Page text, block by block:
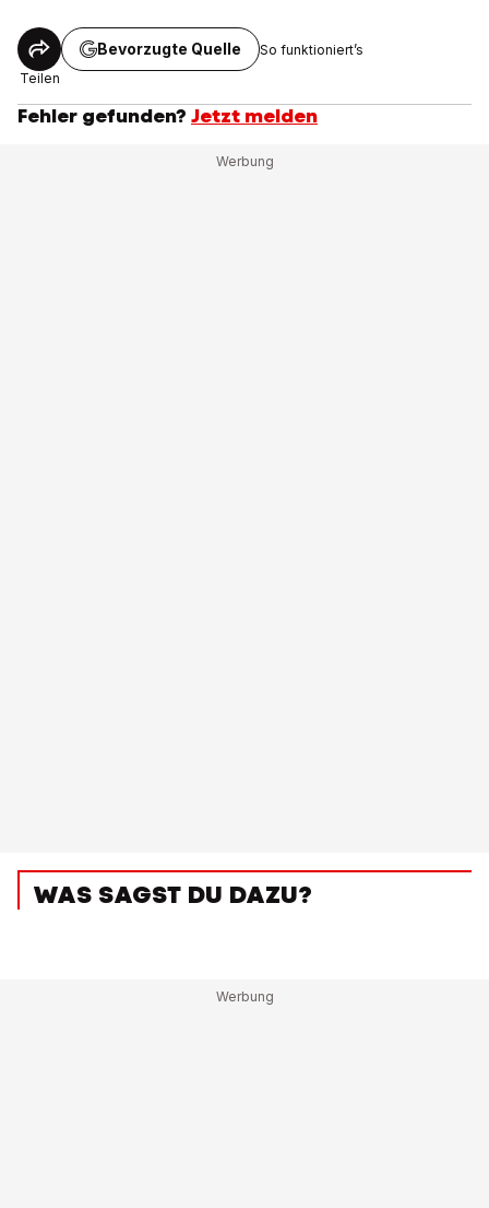
Teilen
Bevorzugte Quelle So funktioniert’s
Fehler gefunden? Jetzt melden
WAS SAGST DU DAZU?